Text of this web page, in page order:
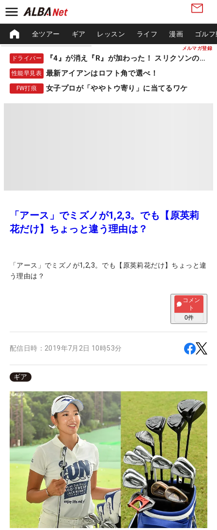
メルマガ登録
全ツアー ギア レッスン ライフ 漫画 ゴル
ドライバー 『4』が消え『R』が加わった！ スリクソンの新作
性能早見表 最新アイアンはロフト角で選べ！
FW打痕 女子プロが「ややトウ寄り」に当てるワケ
「アース」でミズノが1,2,3。でも【原英莉
花だけ】ちょっと違う理由は？
「アース」でミズノが1,2,3。でも【原英莉花だけ】ちょっと違
う理由は？
コメン
ト
0件
配信日時： 2019年7月2日 10時53分
ギア